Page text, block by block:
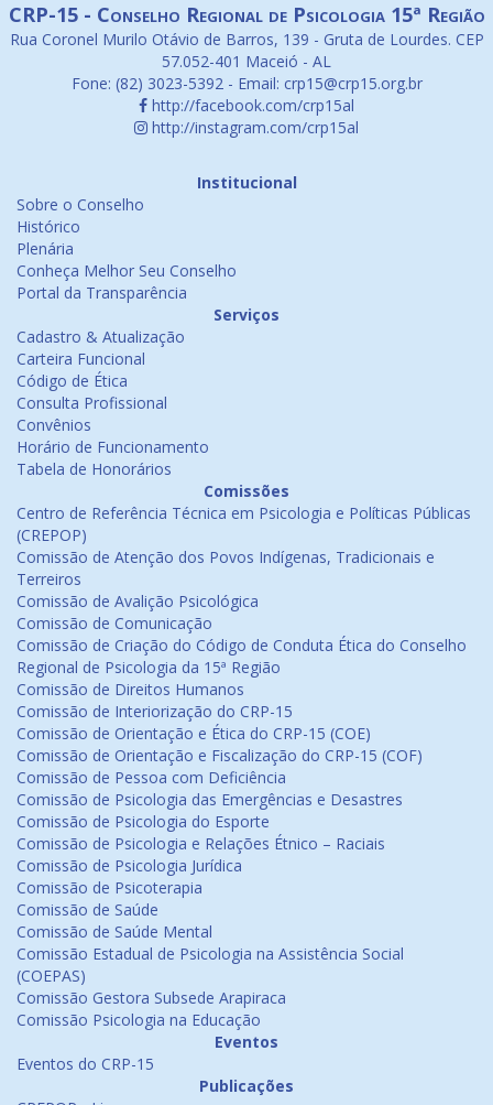
CRP-15 - Conselho Regional de Psicologia 15ª Região
Rua Coronel Murilo Otávio de Barros, 139 - Gruta de Lourdes. CEP
57.052-401 Maceió - AL
Fone: (82) 3023-5392 - Email: crp15@crp15.org.br
http://facebook.com/crp15al
http://instagram.com/crp15al
Institucional
Sobre o Conselho
Histórico
Plenária
Conheça Melhor Seu Conselho
Portal da Transparência
Serviços
Cadastro & Atualização
Carteira Funcional
Código de Ética
Consulta Profissional
Convênios
Horário de Funcionamento
Tabela de Honorários
Comissões
Centro de Referência Técnica em Psicologia e Políticas Públicas
(CREPOP)
Comissão de Atenção dos Povos Indígenas, Tradicionais e
Terreiros
Comissão de Avalição Psicológica
Comissão de Comunicação
Comissão de Criação do Código de Conduta Ética do Conselho
Regional de Psicologia da 15ª Região
Comissão de Direitos Humanos
Comissão de Interiorização do CRP-15
Comissão de Orientação e Ética do CRP-15 (COE)
Comissão de Orientação e Fiscalização do CRP-15 (COF)
Comissão de Pessoa com Deficiência
Comissão de Psicologia das Emergências e Desastres
Comissão de Psicologia do Esporte
Comissão de Psicologia e Relações Étnico – Raciais
Comissão de Psicologia Jurídica
Comissão de Psicoterapia
Comissão de Saúde
Comissão de Saúde Mental
Comissão Estadual de Psicologia na Assistência Social
(COEPAS)
Comissão Gestora Subsede Arapiraca
Comissão Psicologia na Educação
Eventos
Eventos do CRP-15
Publicações